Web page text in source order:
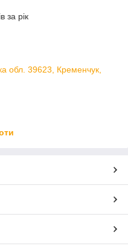
за рік
обл. 39623, Кременчук,